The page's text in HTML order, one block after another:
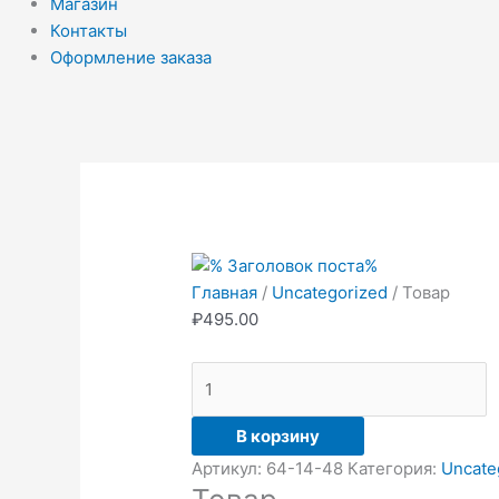
Контакты
Оформление заказа
Главная / Uncategorized / Товар
₽495.00
В корзину
Артикул: 64-14-48 Категория: